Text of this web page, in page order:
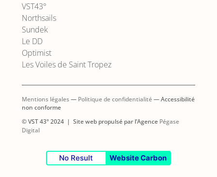
VST43°
Northsails
Sundek
Le DD
Optimist
Les Voiles de Saint Tropez
Mentions légales— Politique de confidentialité— Accessibilité
non conforme
© VST 43° 2024 | Site web propulsé par l’Agence Pégase
Digital
No Result Website Carbon